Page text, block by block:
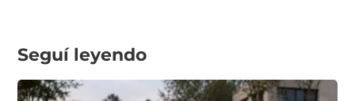
Seguí leyendo